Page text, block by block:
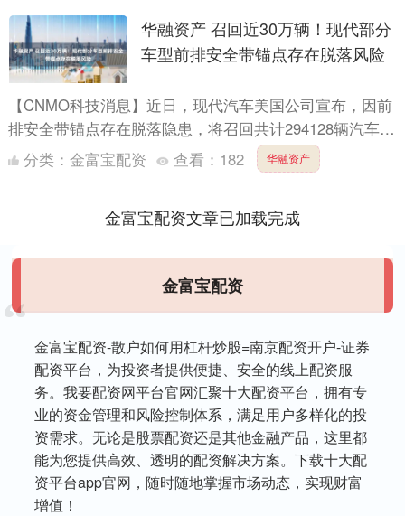
华融资产 召回近30万辆！现代部分
车型前排安全带锚点存在脱落风险
【CNMO科技消息】近日，现代汽车美国公司宣布，因前
排安全带锚点存在脱落隐患，将召回共计294128辆汽车。
此次召回主要涉及捷尼赛思及现代品牌旗下的三款部分批
分类： 金富宝配资 查看： 182 华融资产
金富宝配资文章已加载完成
金富宝配资
金富宝配资-散户如何用杠杆炒股=南京配资开户-证券
配资平台，为投资者提供便捷、安全的线上配资服
务。我要配资网平台官网汇聚十大配资平台，拥有专
业的资金管理和风险控制体系，满足用户多样化的投
资需求。无论是股票配资还是其他金融产品，这里都
能为您提供高效、透明的配资解决方案。下载十大配
资平台app官网，随时随地掌握市场动态，实现财富
增值！